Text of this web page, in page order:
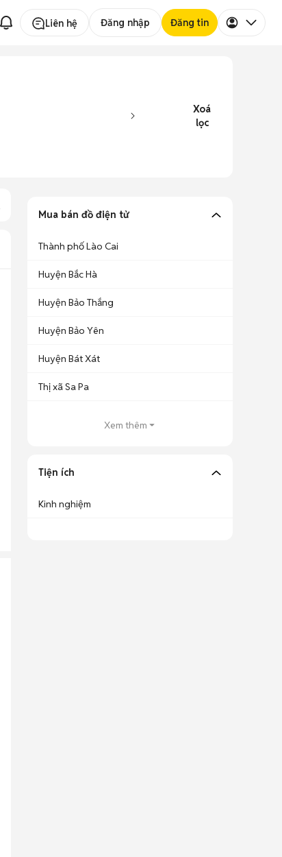
Liên hệ Đăng nhập Đăng tin
Xoá
lọc
Mua bán đồ điện tử
Thành phố Lào Cai
Huyện Bắc Hà
Huyện Bảo Thắng
Huyện Bảo Yên
Huyện Bát Xát
Thị xã Sa Pa
Xem thêm
Tiện ích
Kinh nghiệm